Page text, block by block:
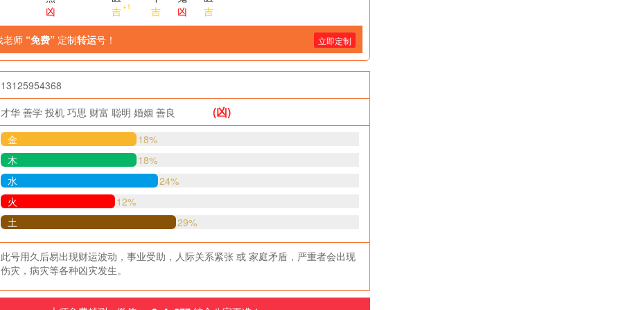
凶
吉+1
吉
凶
吉
老师 “免费” 定制转运号！ 立即定制
13125954368
才华 善学 投机 巧思 财富 聪明 婚姻 善良 (凶)
金
18%
木
18%
水
24%
火
12%
土
29%
此号用久后易出现财运波动，事业受助，人际关系紧张 或 家庭矛盾，严重者会出现
伤灾，病灾等各种凶灾发生。